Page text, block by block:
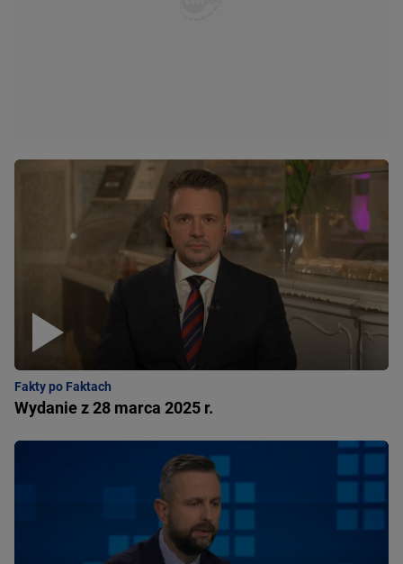
Fakty po Faktach
Wydanie z 28 marca 2025 r.